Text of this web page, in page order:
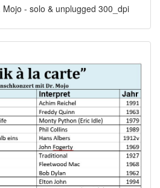
Mojo - solo & unplugged 300_dpi